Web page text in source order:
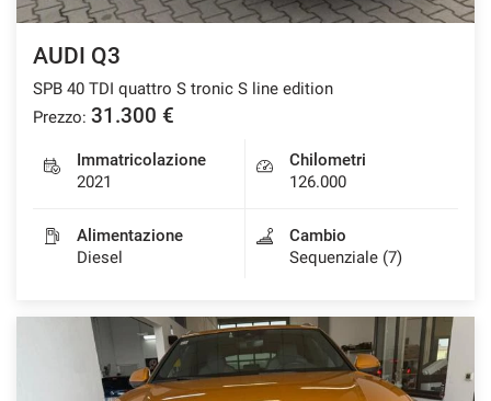
AUDI Q3
SPB 40 TDI quattro S tronic S line edition
Prezzo: 31.300 €
Immatricolazione
2021
Chilometri
126.000
Alimentazione
Diesel
Cambio
Sequenziale (7)